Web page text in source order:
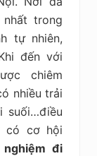
trong
tự nhiên,
đến với
chiêm
nhiều trải
suối…điều
có cơ hội
nghiệm đi